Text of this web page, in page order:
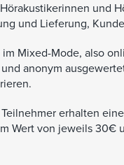
und
und Lieferung,
Mixed-Mode, also
anonym
erhalten
Wert von jeweils 30€